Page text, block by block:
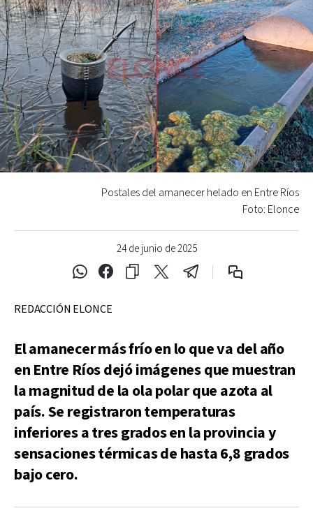
24 de junio de 2025
Postales del amanecer helado en Entre Ríos
Foto: Elonce
REDACCIÓN ELONCE
El amanecer más frío en lo que va del año
en Entre Ríos dejó imágenes que muestran
la magnitud de la ola polar que azota al
país. Se registraron temperaturas
inferiores a tres grados en la provincia y
sensaciones térmicas de hasta 6,8 grados
bajo cero.